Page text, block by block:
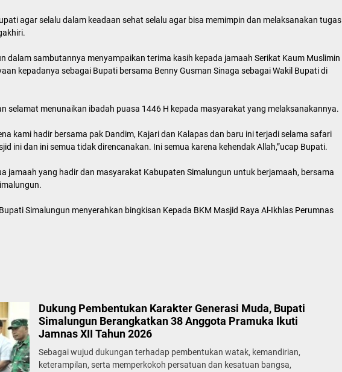
agar selalu dalam keadaan sehat selalu agar bisa memimpin dan melaksanakan tugas
dalam sambutannya menyampaikan terima kasih kepada jamaah Serikat Kaum Muslimin
kepadanya sebagai Bupati bersama Benny Gusman Sinaga sebagai Wakil Bupati di
selamat menunaikan ibadah puasa 1446 H kepada masyarakat yang melaksanakannya.
kami hadir bersama pak Dandim, Kajari dan Kalapas dan baru ini terjadi selama safari
ini dan ini semua tidak direncanakan. Ini semua karena kehendak Allah,”ucap Bupati.
jamaah yang hadir dan masyarakat Kabupaten Simalungun untuk berjamaah, bersama
Simalungun menyerahkan bingkisan Kepada BKM Masjid Raya Al-Ikhlas Perumnas
Dukung Pembentukan Karakter Generasi Muda, Bupati
Simalungun Berangkatkan 38 Anggota Pramuka Ikuti
Jamnas XII Tahun 2026
Sebagai wujud dukungan terhadap pembentukan watak, kemandirian,
keterampilan, serta memperkokoh persatuan dan kesatuan bangsa,